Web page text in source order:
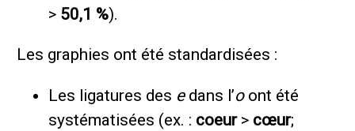
> 50,1 %).
Les graphies ont été standardisées :
Les ligatures des edans l’oont été
systématisées (ex. : coeur> cœur;